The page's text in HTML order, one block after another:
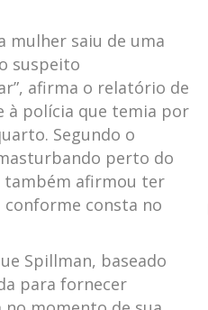
mulher saiu de uma
suspeito
afirma o relatório de
à polícia que temia por
Segundo o
perto do
também afirmou ter
conforme consta no
Spillman, baseado
para fornecer